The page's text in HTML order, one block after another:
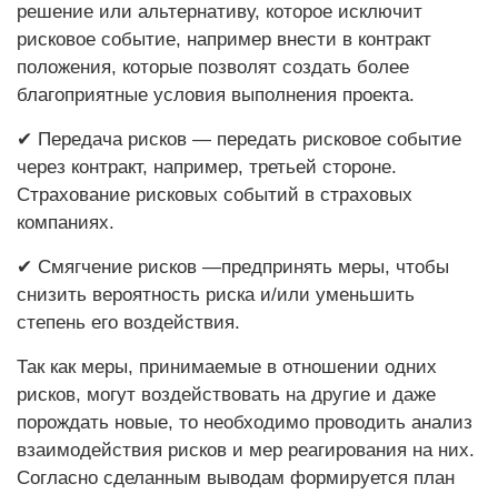
решение или альтернативу, которое исключит
рисковое событие, например внести в контракт
положения, которые позволят создать более
благоприятные условия выполнения проекта.
✔ Передача рисков — передать рисковое событие
через контракт, например, третьей стороне.
Страхование рисковых событий в страховых
компаниях.
✔ Смягчение рисков —предпринять меры, чтобы
снизить вероятность риска и/или уменьшить
степень его воздействия.
Так как меры, принимаемые в отношении одних
рисков, могут воздействовать на другие и даже
порождать новые, то необходимо проводить анализ
взаимодействия рисков и мер реагирования на них.
Согласно сделанным выводам формируется план